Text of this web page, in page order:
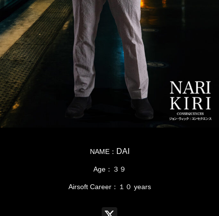
NAME： DAI
Age：３９
Airsoft Career：１０ years